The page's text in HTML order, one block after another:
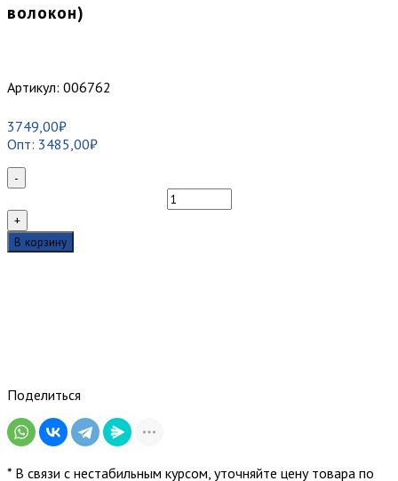
волокон)
Артикул: 006762
3749,00₽
Опт: 3485,00₽
-
Количество
товара
+
В корзину
Поделиться
* В связи с нестабильным курсом, уточняйте цену товара по